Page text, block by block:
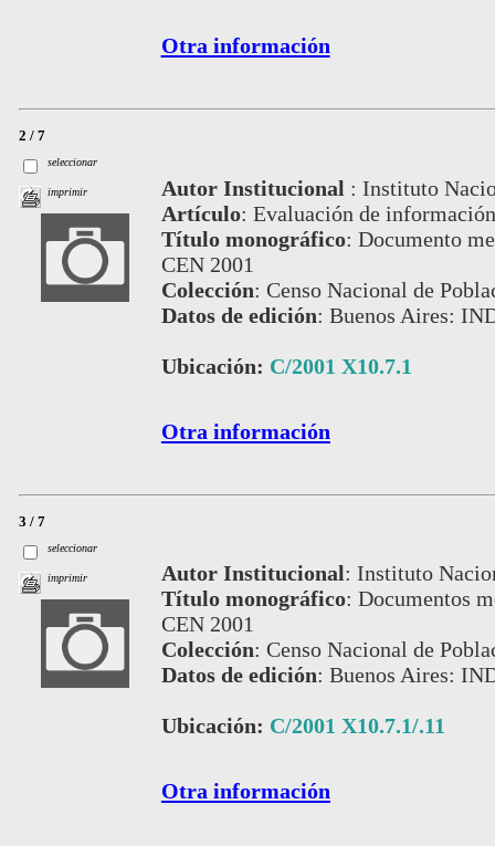
Otra información
2 / 7
seleccionar
imprimir Autor Institucional : Instituto
Artículo: Evaluación de
Título monográfico: Documento
CEN 2001
Colección: Censo Nacional de
Datos de edición: Buenos Aires:
Ubicación: C/2001 X10.7.1
Otra información
3 / 7
seleccionar
imprimir Autor Institucional: Instituto
Título monográfico: Documentos
CEN 2001
Colección: Censo Nacional de
Datos de edición: Buenos Aires:
Ubicación: C/2001 X10.7.1/.11
Otra información